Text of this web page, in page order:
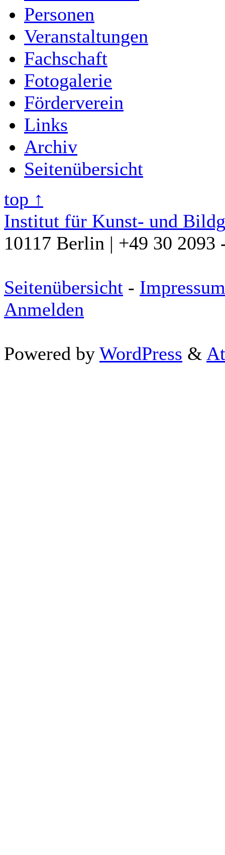
Personen
Veranstaltungen
Fachschaft
Fotogalerie
Förderverein
Links
Archiv
Seitenübersicht
top ↑
Institut für Kunst- und
10117 Berlin | +49 30 2093
Seitenübersicht - Impressum
Anmelden
Powered by WordPress &